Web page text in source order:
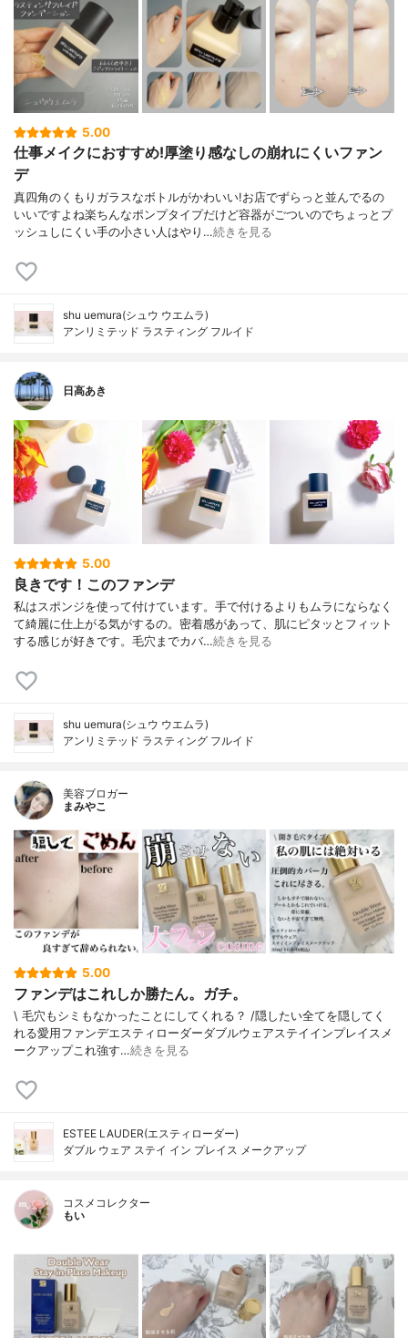
5.00
仕事メイクにおすすめ!厚塗り感なしの崩れにくいファン
デ
真四角のくもりガラスなボトルがかわいい!お店でずらっと並んでるの
いいですよね楽ちんなポンプタイプだけど容器がごついのでちょっとプ
ッシュしにくい手の小さい人はやり…続きを見る
shu uemura(シュウ ウエムラ)
アンリミテッド ラスティング フルイド
日高あき
5.00
良きです！このファンデ
私はスポンジを使って付けています。手で付けるよりもムラにならなく
て綺麗に仕上がる気がするの。密着感があって、肌にピタッとフィット
する感じが好きです。毛穴までカバ…続きを見る
shu uemura(シュウ ウエムラ)
アンリミテッド ラスティング フルイド
美容ブロガー
まみやこ
5.00
ファンデはこれしか勝たん。ガチ。
\ 毛穴もシミもなかったことにしてくれる？ /⁡⁡隠したい全てを隠してく
れる愛用ファンデ⁡エスティローダーダブルウェアステイインプレイスメ
ークアップ⁡⁡これ強す…続きを見る
ESTEE LAUDER(エスティローダー)
ダブル ウェア ステイ イン プレイス メークアップ
コスメコレクター
もい